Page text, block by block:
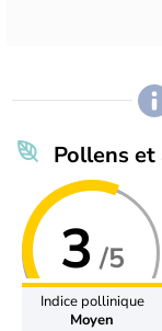
Pollens
3 /5
Indice pollinique
Moyen